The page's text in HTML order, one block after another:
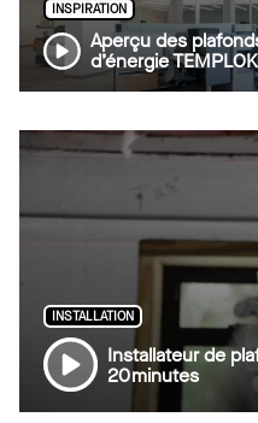
INSPIRATION
Aperçu des
d’énergie TEMPLOK
INSTALLATION
Installateur de
20 minutes